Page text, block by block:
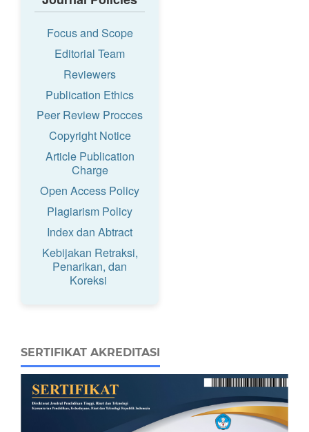
Focus and Scope
Editorial Team
Reviewers
Publication Ethics
Peer Review Procces
Copyright Notice
Article Publication
Charge
Open Access Policy
Plagiarism Policy
Index dan Abtract
Kebijakan Retraksi,
Penarikan, dan
Koreksi
SERTIFIKAT AKREDITASI